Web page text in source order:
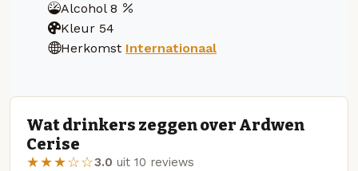
Alcohol 8
Kleur 54
Herkomst Internationaal
Wat drinkers zeggen over Ardwen
Cerise
★★★☆☆3.0 uit 10 reviews